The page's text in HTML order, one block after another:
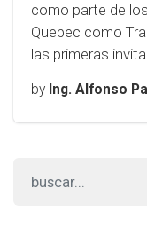
como parte de
Quebec como
las primeras
by Ing. Alfonso